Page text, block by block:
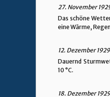
27. November
Das schöne
eine Wärme,
12. Dezember 1929
Dauernd
10 °C.
18. Dezember 1929